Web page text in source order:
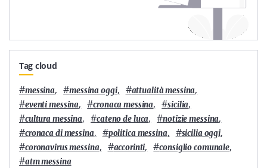
Tag cloud
#messina, #messina oggi, #attualità messina,
#eventi messina, #cronaca messina, #sicilia,
#cultura messina, #cateno de luca, #notizie messina,
#cronaca di messina, #politica messina, #sicilia oggi,
#coronavirus messina, #accorinti, #consiglio comunale,
#atm messina